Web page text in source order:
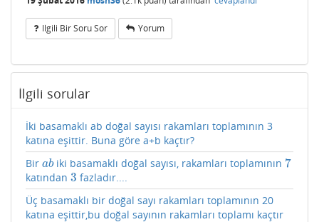
Ilgili Bir Soru Sor Yorum
İlgili sorular
İki basamaklı ab doğal sayısı rakamları toplamının 3
katına eşittir. Buna göre a+b kaçtır?
Bir ab
abiki basamaklı doğal sayısı, rakamları toplamının 7
7
katından 3
3 fazladır....
Üç basamaklı bir doğal sayı rakamları toplamının 20
katına eşittir,bu doğal sayının rakamları toplamı kaçtır